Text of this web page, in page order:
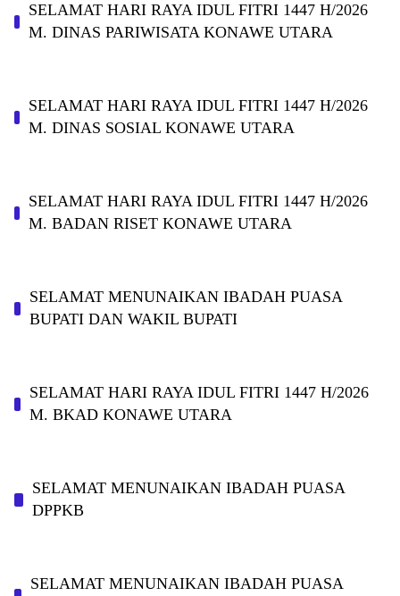
SELAMAT HARI RAYA IDUL FITRI 1447 H/2026
M. DINAS PARIWISATA KONAWE UTARA
SELAMAT HARI RAYA IDUL FITRI 1447 H/2026
M. DINAS SOSIAL KONAWE UTARA
SELAMAT HARI RAYA IDUL FITRI 1447 H/2026
M. BADAN RISET KONAWE UTARA
SELAMAT MENUNAIKAN IBADAH PUASA
BUPATI DAN WAKIL BUPATI
SELAMAT HARI RAYA IDUL FITRI 1447 H/2026
M. BKAD KONAWE UTARA
SELAMAT MENUNAIKAN IBADAH PUASA
DPPKB
SELAMAT MENUNAIKAN IBADAH PUASA